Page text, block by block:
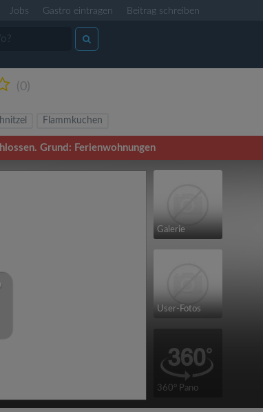
Jobs Gastro eintragen Beitrag schreiben
(0)
Flammkuchen
Grund: Ferienwohnungen
Galerie
User-Fotos
360° Pano